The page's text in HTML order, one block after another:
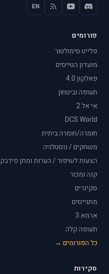
EN
פורומים
פלייט סימולטור
מועדון הטייסים
פאלקון 4.0
תעופה וביטחון
אי אל 2
DCS World
חומרה/חומרה ביתית
משחקים / נוסטלגיה
הצעות לשיפור / הערות ומתן פידבק
קנה ומכור
סקינרים
מתגייסים
ארמא 3
תעופה קלה
כל הפורומים →
סקירות